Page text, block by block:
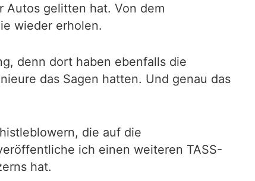
Autos gelitten hat. Von dem
wieder erholen.
denn dort haben ebenfalls die
das Sagen hatten. Und genau das
die auf die
ich einen weiteren TASS-
hat.